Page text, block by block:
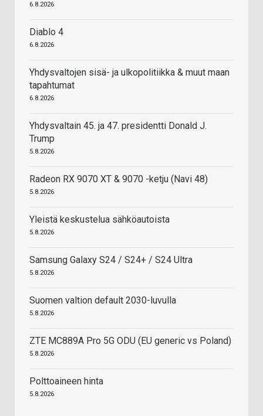
6.8.2026
Diablo 4
6.8.2026
Yhdysvaltojen sisä- ja ulkopolitiikka & muut maan
tapahtumat
6.8.2026
Yhdysvaltain 45. ja 47. presidentti Donald J.
Trump
5.8.2026
Radeon RX 9070 XT & 9070 -ketju (Navi 48)
5.8.2026
Yleistä keskustelua sähköautoista
5.8.2026
Samsung Galaxy S24 / S24+ / S24 Ultra
5.8.2026
Suomen valtion default 2030-luvulla
5.8.2026
ZTE MC889A Pro 5G ODU (EU generic vs Poland)
5.8.2026
Polttoaineen hinta
5.8.2026